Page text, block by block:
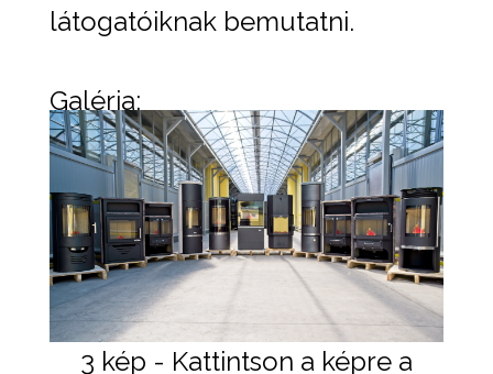
látogatóiknak bemutatni.
Galéria:
3 kép - Kattintson a képre a